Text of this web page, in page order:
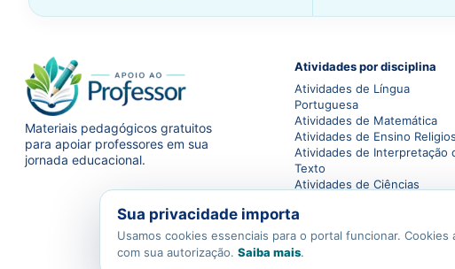
Materiais pedagógicos gratuitos
para apoiar professores em sua
jornada educacional.
Atividades por disciplina
Atividades de Língua
Portuguesa
Atividades de Matemática
Atividades de Ensino
Atividades de Interpretação
Texto
Atividades de Ciências
Atividades de História
Atividades de Educação
Sua privacidade importa
Usamos cookies essenciais para o portal funcionar. Cookies
com sua autorização. Saiba mais.